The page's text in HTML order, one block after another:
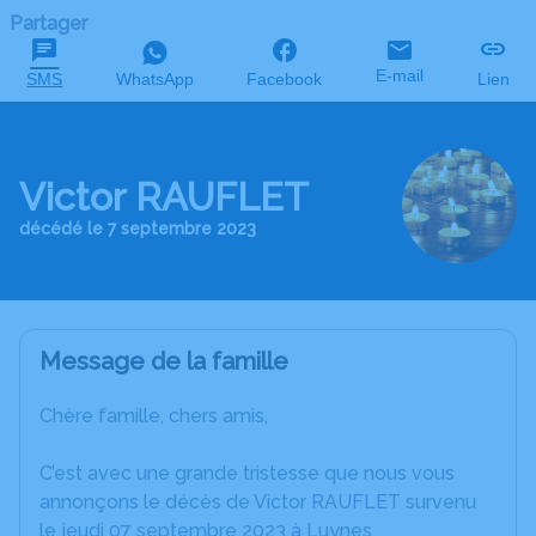
Partager
SMS WhatsApp Facebook E-mail Lien
Victor RAUFLET
décédé le 7 septembre 2023
Message de la famille
Chère famille, chers amis,
C’est avec une grande tristesse que nous vous
annonçons le décès de Victor RAUFLET survenu
le jeudi 07 septembre 2023 à Luynes.